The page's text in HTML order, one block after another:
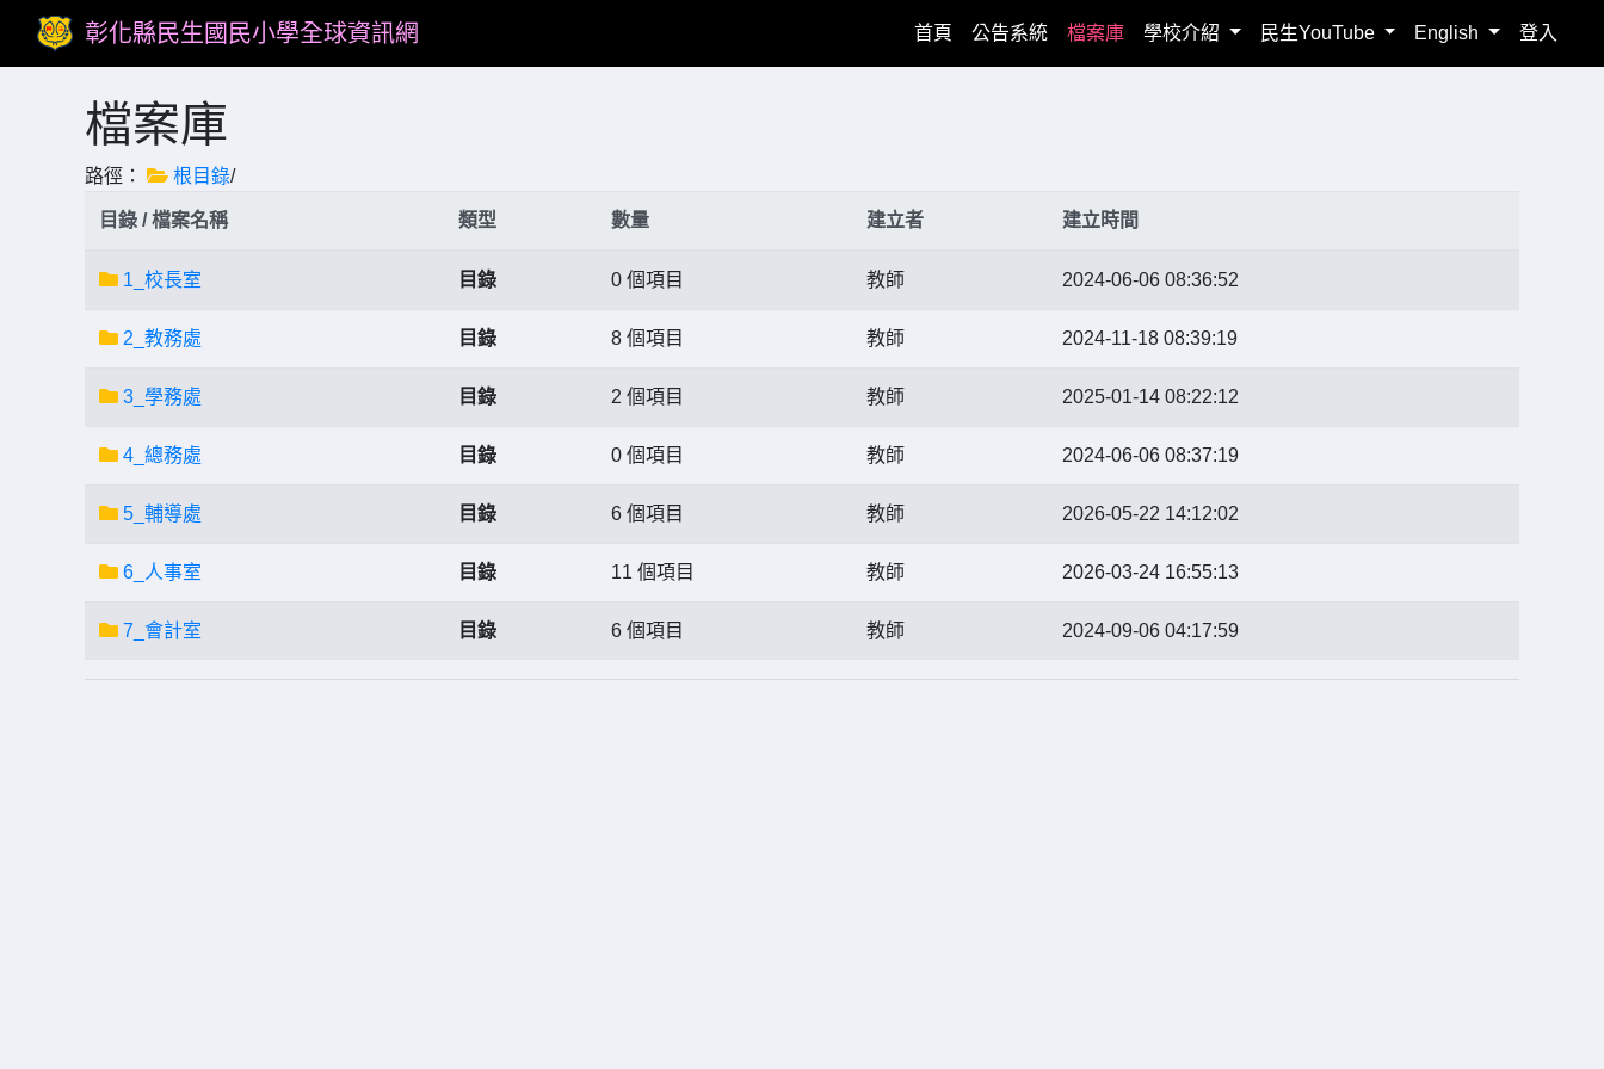
彰化縣民生國民小學全球資訊網 首頁(current)
公告系統 檔案庫 學校介紹 民生YouTube English 登入
檔案庫
路徑： 根目錄/
目錄 / 檔案名稱 類型 數量 建立者 建立時間
1_校長室 目錄 0 個項目 教師 2024-06-06 08:36:52
2_教務處 目錄 8 個項目 教師 2024-11-18 08:39:19
3_學務處 目錄 2 個項目 教師 2025-01-14 08:22:12
4_總務處 目錄 0 個項目 教師 2024-06-06 08:37:19
5_輔導處 目錄 6 個項目 教師 2026-05-22 14:12:02
6_人事室 目錄 11 個項目 教師 2026-03-24 16:55:13
7_會計室 目錄 6 個項目 教師 2024-09-06 04:17:59